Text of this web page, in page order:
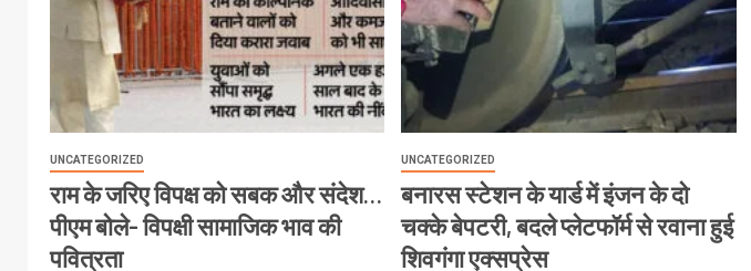
UNCATEGORIZED
राम के जरिए विपक्ष को सबक और संदेश…
पीएम बोले- विपक्षी सामाजिक भाव की
पवित्रता
UNCATEGORIZED
बनारस स्टेशन के यार्ड में इंजन के दो
चक्के बेपटरी, बदले प्लेटफॉर्म से रवाना हुई
शिवगंगा एक्सप्रेस